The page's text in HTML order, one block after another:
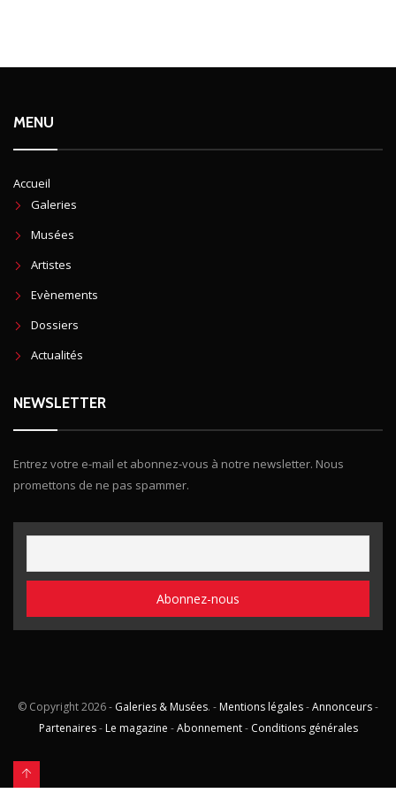
MENU
Accueil
Galeries
Musées
Artistes
Evènements
Dossiers
Actualités
NEWSLETTER
Entrez votre e-mail et abonnez-vous à notre newsletter. Nous
promettons de ne pas spammer.
© Copyright2026 - Galeries & Musées. - Mentions légales-Annonceurs-
Partenaires- Le magazine -Abonnement- Conditions générales